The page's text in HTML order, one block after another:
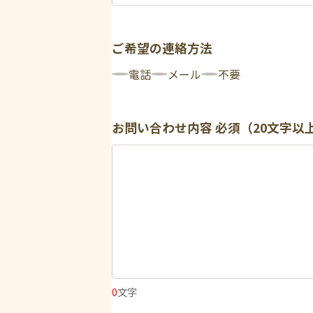
ご希望の連絡方法
電話 メール 不要
お問い合わせ内容必須（20文字以
0文字